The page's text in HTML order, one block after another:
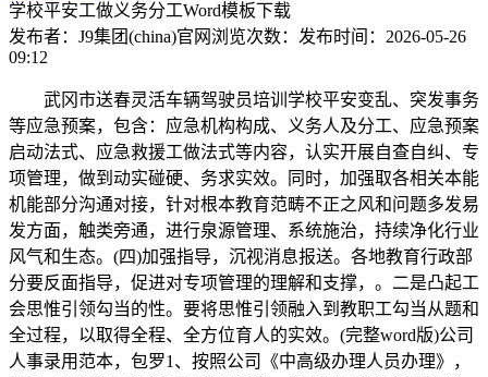
学校平安工做义务分工Word模板下载
发布者： J9集团(china)官网 浏览次数： 发布时间： 2026-05-26
09:12
武冈市送春灵活车辆驾驶员培训学校平安变乱、突发事务
等应急预案，包含：应急机构构成、义务人及分工、应急预案
启动法式、应急救援工做法式等内容，认实开展自查自纠、专
项管理，做到动实碰硬、务求实效。同时，加强取各相关本能
机能部分沟通对接，针对根本教育范畴不正之风和问题多发易
发方面，触类旁通，进行泉源管理、系统施治，持续净化行业
风气和生态。(四)加强指导，沉视消息报送。各地教育行政部
分要反面指导，促进对专项管理的理解和支撑，。二是凸起工
会思惟引领勾当的性。要将思惟引领融入到教职工勾当从题和
全过程，以取得全程、全方位育人的实效。(完整word版)公司
人事录用范本，包罗1、按照公司《中高级办理人员办理》，